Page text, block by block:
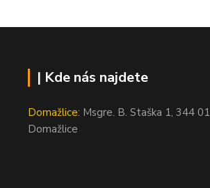
| Kde nás najdete
Domažlice: Msgre. B. Staška 1, 344 01
Domažlice